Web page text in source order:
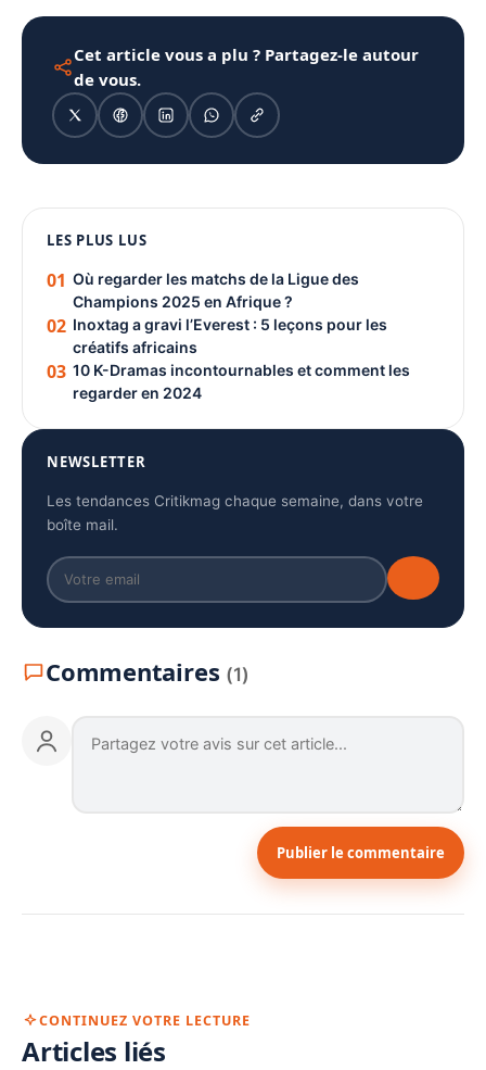
Cet article vous a plu ? Partagez-le autour
de vous.
PUBLICITÉ
LES PLUS LUS
01 Où regarder les matchs de la Ligue des
Champions 2025 en Afrique ?
02 Inoxtag a gravi l’Everest : 5 leçons pour les
créatifs africains
03 10 K-Dramas incontournables et comment les
regarder en 2024
NEWSLETTER
Les tendances Critikmag chaque semaine, dans votre
boîte mail.
Commentaires (1)
Publier le commentaire
CONTINUEZ VOTRE LECTURE
Articles liés